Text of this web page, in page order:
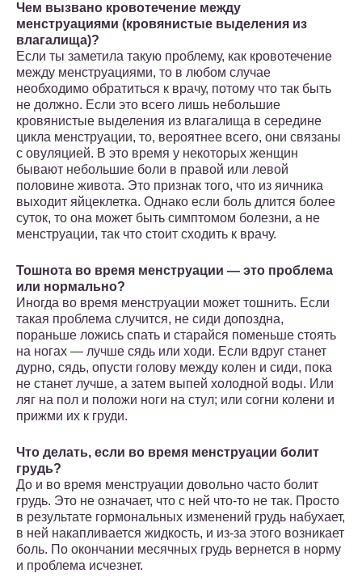
Чем вызвано кровотечение между
менструациями (кровянистые выделения из
влагалища)?
Если ты заметила такую проблему, как кровотечение
между менструациями, то в любом случае
необходимо обратиться к врачу, потому что так быть
не должно. Если это всего лишь небольшие
кровянистые выделения из влагалища в середине
цикла менструации, то, вероятнее всего, они связаны
с овуляцией. В это время у некоторых женщин
бывают небольшие боли в правой или левой
половине живота. Это признак того, что из яичника
выходит яйцеклетка. Однако если боль длится более
суток, то она может быть симптомом болезни, а не
менструации, так что стоит сходить к врачу.
Тошнота во время менструации — это проблема
или нормально?
Иногда во время менструации может тошнить. Если
такая проблема случится, не сиди допоздна,
пораньше ложись спать и старайся поменьше стоять
на ногах — лучше сядь или ходи. Если вдруг станет
дурно, сядь, опусти голову между колен и сиди, пока
не станет лучше, а затем выпей холодной воды. Или
ляг на пол и положи ноги на стул; или согни колени и
прижми их к груди.
Что делать, если во время менструации болит
грудь?
До и во время менструации довольно часто болит
грудь. Это не означает, что с ней что-то не так. Просто
в результате гормональных изменений грудь набухает,
в ней накапливается жидкость, и из-за этого возникает
боль. По окончании месячных грудь вернется в норму
и проблема исчезнет.